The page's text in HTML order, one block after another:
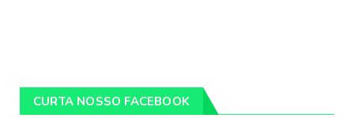
CURTA NOSSO FACEBOOK